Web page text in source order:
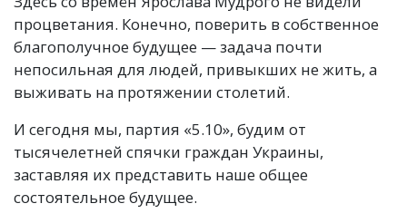
процветания. Конечно, поверить в собственное
благополучное будущее — задача почти
непосильная для людей, привыкших не жить, а
выживать на протяжении столетий.
И сегодня мы, партия «5.10», будим от
тысячелетней спячки граждан Украины,
заставляя их представить наше общее
состоятельное будущее.